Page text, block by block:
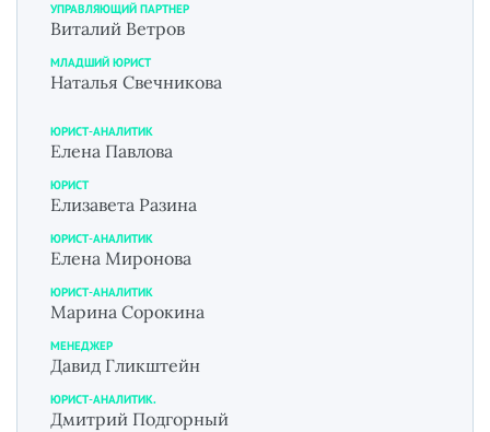
УПРАВЛЯЮЩИЙ ПАРТНЕР
Виталий Ветров
МЛАДШИЙ ЮРИСТ
Наталья Свечникова
ЮРИСТ-АНАЛИТИК
Елена Павлова
ЮРИСТ
Елизавета Разина
ЮРИСТ-АНАЛИТИК
Елена Миронова
ЮРИСТ-АНАЛИТИК
Марина Сорокина
МЕНЕДЖЕР
Давид Гликштейн
ЮРИСТ-АНАЛИТИК.
Дмитрий Подгорный